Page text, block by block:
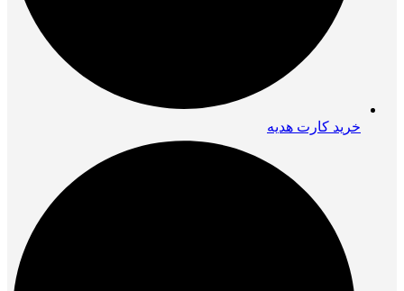
خرید کارت هدیه